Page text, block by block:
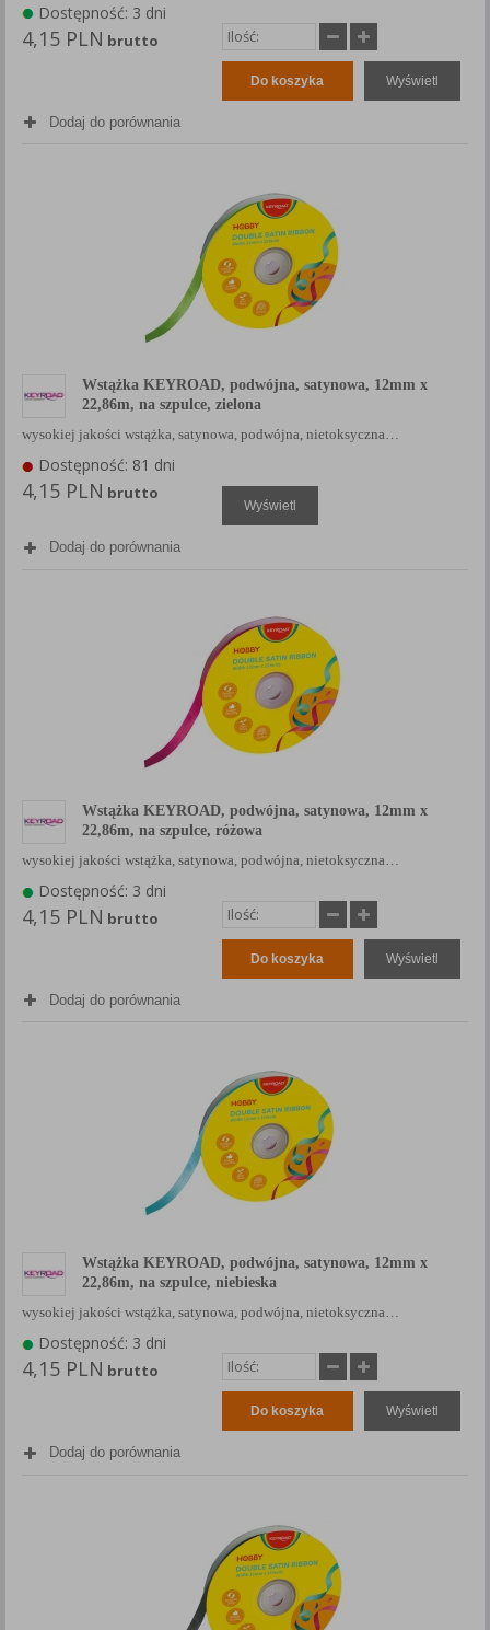
Dostępność: 3 dni
4,15 PLN brutto
Do koszyka Wyświetl
Dodaj do porównania
Wstążka KEYROAD, podwójna, satynowa, 12mm x
22,86m, na szpulce, zielona
wysokiej jakości wstążka, satynowa, podwójna, nietoksyczna…
Dostępność: 81 dni
4,15 PLN brutto
Wyświetl
Dodaj do porównania
Wstążka KEYROAD, podwójna, satynowa, 12mm x
22,86m, na szpulce, różowa
wysokiej jakości wstążka, satynowa, podwójna, nietoksyczna…
Dostępność: 3 dni
4,15 PLN brutto
Do koszyka Wyświetl
Dodaj do porównania
Wstążka KEYROAD, podwójna, satynowa, 12mm x
22,86m, na szpulce, niebieska
wysokiej jakości wstążka, satynowa, podwójna, nietoksyczna…
Dostępność: 3 dni
4,15 PLN brutto
Do koszyka Wyświetl
Dodaj do porównania